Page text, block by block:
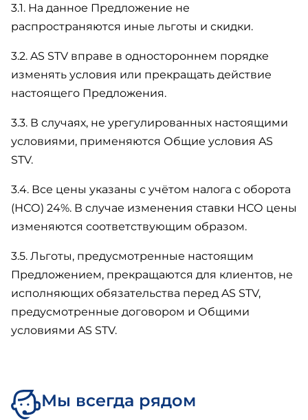
3.1. На данное Предложение не
распространяются иные льготы и скидки.
3.2. AS STV вправе в одностороннем порядке
изменять условия или прекращать действие
настоящего Предложения.
3.3. В случаях, не урегулированных настоящими
условиями, применяются Общие условия AS
STV.
3.4. Все цены указаны с учётом налога с оборота
(НСО) 24%. В случае изменения ставки НСО цены
изменяются соответствующим образом.
3.5. Льготы, предусмотренные настоящим
Предложением, прекращаются для клиентов, не
исполняющих обязательства перед AS STV,
предусмотренные договором и Общими
условиями AS STV.
Мы всегда рядом